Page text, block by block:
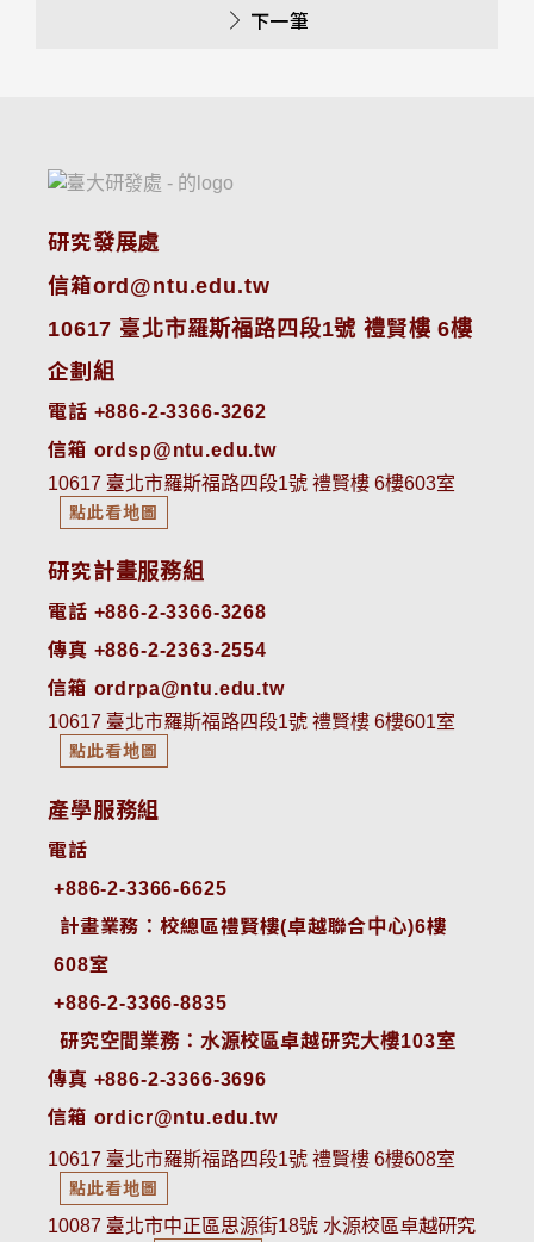
下一筆
研究發展處
信箱ord@ntu.edu.tw
10617 臺北市羅斯福路四段1號 禮賢樓 6樓
企劃組
電話 +886-2-3366-3262
信箱 ordsp@ntu.edu.tw
10617 臺北市羅斯福路四段1號 禮賢樓 6樓603室
點此看地圖
研究計畫服務組
電話 +886-2-3366-3268
傳真 +886-2-2363-2554
信箱 ordrpa@ntu.edu.tw
10617 臺北市羅斯福路四段1號 禮賢樓 6樓601室
點此看地圖
產學服務組
電話
+886-2-3366-6625
計畫業務：校總區禮賢樓(卓越聯合中心)6樓
608室
+886-2-3366-8835
研究空間業務：水源校區卓越研究大樓103室
傳真 +886-2-3366-3696
信箱 ordicr@ntu.edu.tw
10617 臺北市羅斯福路四段1號 禮賢樓 6樓608室
點此看地圖
10087 臺北市中正區思源街18號 水源校區卓越研究